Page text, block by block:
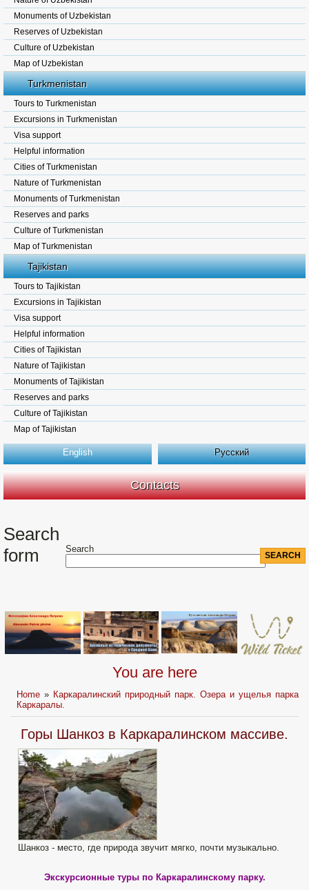
Monuments of Uzbekistan
Reserves of Uzbekistan
Culture of Uzbekistan
Map of Uzbekistan
Turkmenistan
Tours to Turkmenistan
Excursions in Turkmenistan
Visa support
Helpful information
Cities of Turkmenistan
Nature of Turkmenistan
Monuments of Turkmenistan
Reserves and parks
Culture of Turkmenistan
Map of Turkmenistan
Tajikistan
Tours to Tajikistan
Excursions in Tajikistan
Visa support
Helpful information
Cities of Tajikistan
Nature of Tajikistan
Monuments of Tajikistan
Reserves and parks
Culture of Tajikistan
Map of Tajikistan
English Русский
Contacts
Search
form
Search
You are here
Home » Каркаралинский природный парк. Озера и ущелья парка
Каркаралы.
Горы Шанкоз в Каркаралинском массиве.
Шанкоз - место, где природа звучит мягко, почти музыкально.
Экскурсионные туры по Каркаралинскому парку.